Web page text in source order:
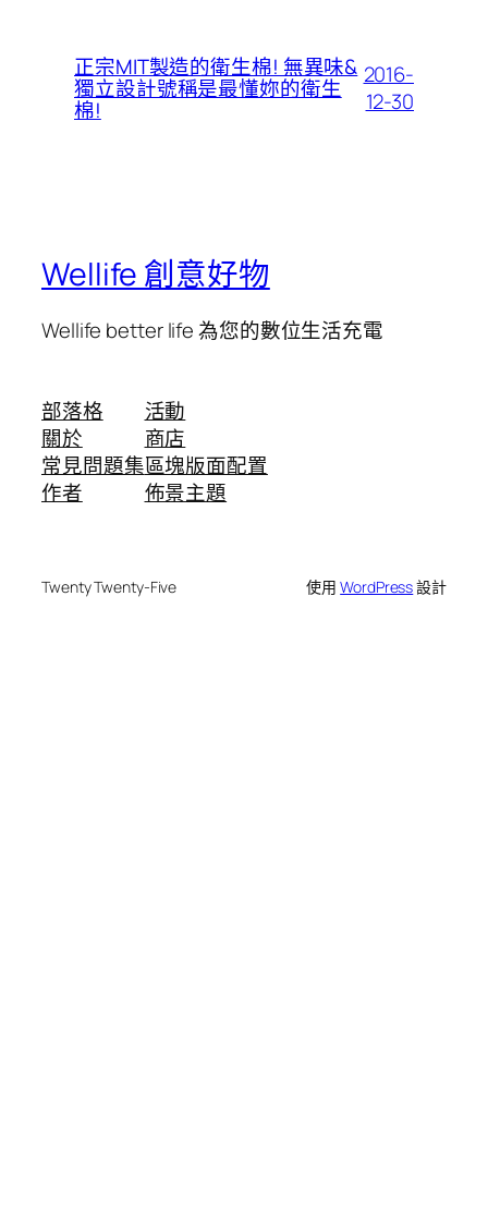
正宗MIT製造的衛生棉! 無異味&
獨立設計號稱是最懂妳的衛生
棉!
2016-
12-30
Wellife 創意好物
Wellife better life 為您的數位生活充電
部落格
關於
常見問題集
作者
活動
商店
區塊版面配置
佈景主題
Twenty Twenty-Five 使用WordPress設計